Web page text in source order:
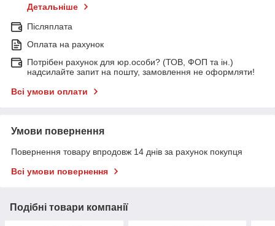
Детальніше
Післяплата
Оплата на рахунок
Потрібен рахунок для юр.особи? (ТОВ, ФОП та ін.)
надсилайте запит на пошту, замовлення не оформляти!
Всі умови оплати
Умови повернення
Повернення товару впродовж 14 днів за рахунок покупця
Всі умови повернення
Подібні товари компанії